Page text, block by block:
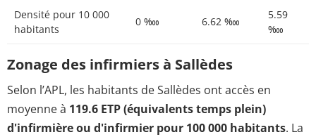
Densité pour 10 000
habitants
0 ‱ 6.62 ‱
5.59
‱
Zonage des infirmiers à Sallèdes
Selon l’APL, les habitants de Sallèdes ont accès en
moyenne à 119.6 ETP (équivalents temps plein)
d'infirmière ou d'infirmier pour 100 000 habitants. La